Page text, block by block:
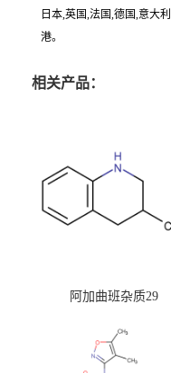
日本,英国,法国,德国,意大
港。
相关产品：
阿加曲班杂质29